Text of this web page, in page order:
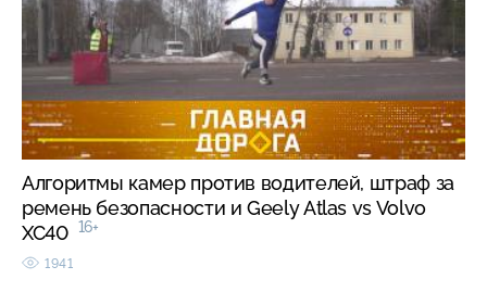
Алгоритмы камер против водителей, штраф за
ремень безопасности и Geely Atlas vs Volvo
XC40 16+
1941